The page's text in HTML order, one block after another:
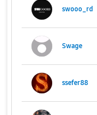
swooo_rd
Swage
ssefer88